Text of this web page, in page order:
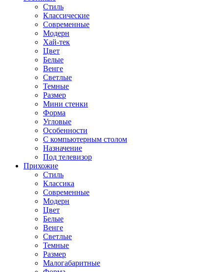
Стиль
Классические
Современные
Модерн
Хай-тек
Цвет
Белые
Венге
Светлые
Темные
Размер
Мини стенки
Форма
Угловые
Особенности
С компьютерным столом
Назначение
Под телевизор
Прихожие
Стиль
Классика
Современные
Модерн
Цвет
Белые
Венге
Светлые
Темные
Размер
Малогабаритные